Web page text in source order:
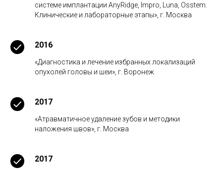
системе имплантации AnyRidge, Impro, Luna, Osstem.
Клинические и лабораторные этапы», г. Москва
2016
«Диагностика и лечение избранных локализаций
опухолей головы и шеи», г. Воронеж
2017
«Атравматичное удаление зубов и методики
наложения швов», г. Москва
2017